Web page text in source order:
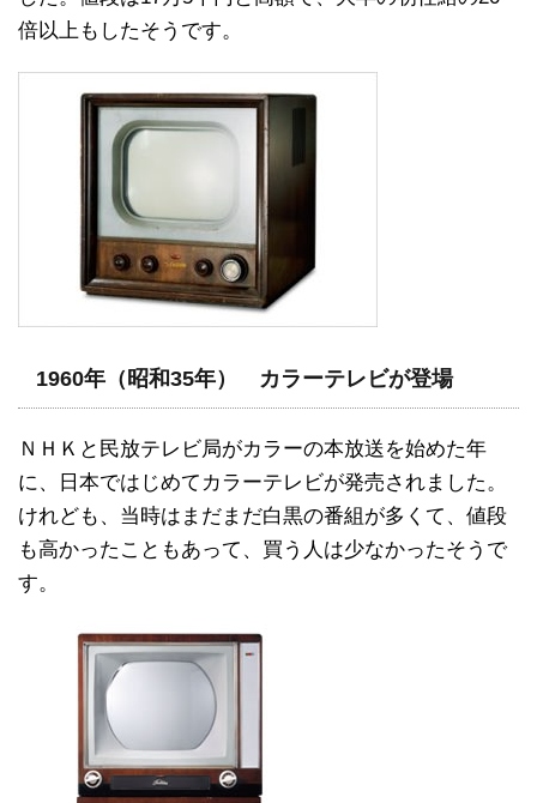
倍以上もしたそうです。
1960年（昭和35年） カラーテレビが登場
ＮＨＫと民放テレビ局がカラーの本放送を始めた年
に、日本ではじめてカラーテレビが発売されました。
けれども、当時はまだまだ白黒の番組が多くて、値段
も高かったこともあって、買う人は少なかったそうで
す。